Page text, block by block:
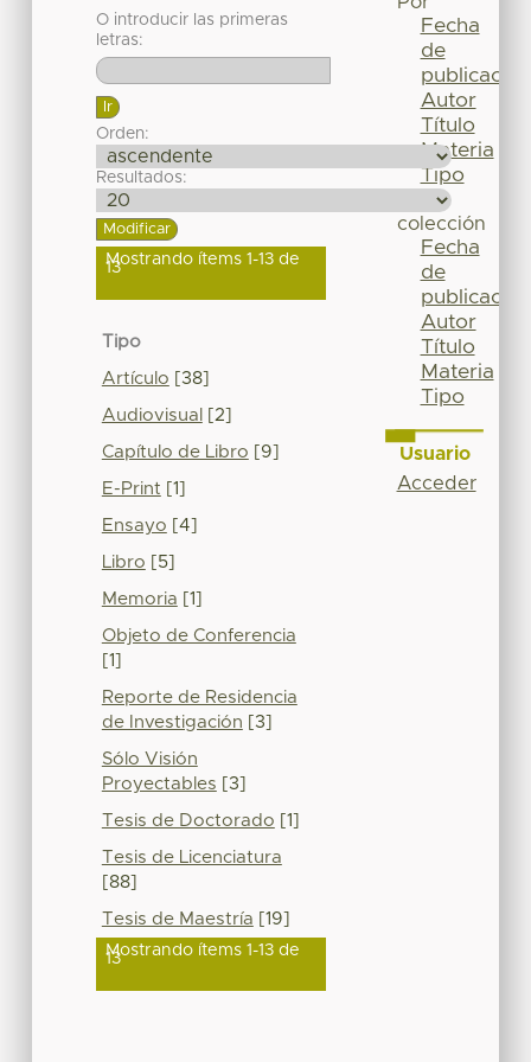
O introducir las primeras
letras:
Orden:
Resultados:
Mostrando ítems 1-13 de
13
Tipo
Artículo [38]
Audiovisual [2]
Capítulo de Libro [9]
E-Print [1]
Ensayo [4]
Libro [5]
Memoria [1]
Objeto de Conferencia
[1]
Reporte de Residencia
de Investigación [3]
Sólo Visión
Proyectables [3]
Tesis de Doctorado [1]
Tesis de Licenciatura
[88]
Tesis de Maestría [19]
Mostrando ítems 1-13 de
13
Fecha
de
publicación
Autor
Título
Materia
Tipo
colección
Fecha
de
publicación
Autor
Título
Materia
Tipo
Usuario
Acceder